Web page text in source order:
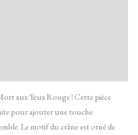
aux Yeux Rouge ! Cette pièce
pour ajouter une touche
Le motif du crâne est orné de